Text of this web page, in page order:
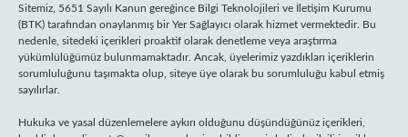
Sitemiz, 5651 Sayılı Kanun gereğince Bilgi Teknolojileri ve İletişim Kurumu
(BTK) tarafından onaylanmış bir Yer Sağlayıcı olarak hizmet vermektedir. Bu
nedenle, sitedeki içerikleri proaktif olarak denetleme veya araştırma
yükümlülüğümüz bulunmamaktadır. Ancak, üyelerimiz yazdıkları içeriklerin
sorumluluğunu taşımakta olup, siteye üye olarak bu sorumluluğu kabul etmiş
sayılırlar.
Hukuka ve yasal düzenlemelere aykırı olduğunu düşündüğünüz içerikleri,